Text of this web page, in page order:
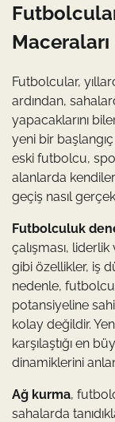
Maceraları
Futbolcular,
ardından,
yapacaklarını
yeni bir
eski futbolcu,
alanlarda
geçiş nasıl
Futbolculuk
çalışması,
gibi özellikler, iş
nedenle,
potansiyeline
kolay değildir.
karşılaştığı en
dinamiklerini
Ağ kurma,
sahalarda